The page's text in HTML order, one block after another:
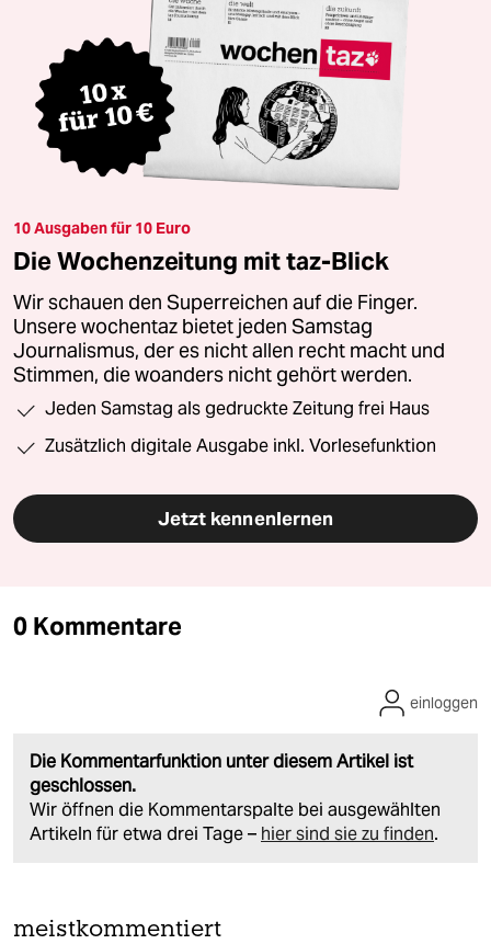
10 Ausgaben für 10 Euro
Die Wochenzeitung mit taz-Blick
Wir schauen den Superreichen auf die Finger.
Unsere wochentaz bietet jeden Samstag
Journalismus, der es nicht allen recht macht und
Stimmen, die woanders nicht gehört werden.
Jeden Samstag als gedruckte Zeitung frei Haus
Zusätzlich digitale Ausgabe inkl. Vorlesefunktion
Jetzt kennenlernen
0 Kommentare
Die Kommentarfunktion unter diesem Artikel ist
geschlossen.
Wir öffnen die Kommentarspalte bei ausgewählten
Artikeln für etwa drei Tage – hier sind sie zu finden.
einloggen
meistkommentiert